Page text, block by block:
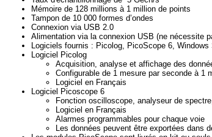
Mémoire de 128 millions à 1 million de points
Tampon de 10 000 formes d’ondes
Connexion via USB 2.0
Alimentation via la connexion USB (ne nécessite
Logiciels fournis : Picolog, PicoScope 6,
Logiciel Picolog
Acquisition, analyse et affichage des
Configurable de 1 mesure par seconde à 1
Logiciel en Français
Logiciel Picoscope 6
Fonction oscilloscope, analyseur de
Logiciel en Français
Alarmes programmables pour chaque voie
Les données peuvent être exportées dans